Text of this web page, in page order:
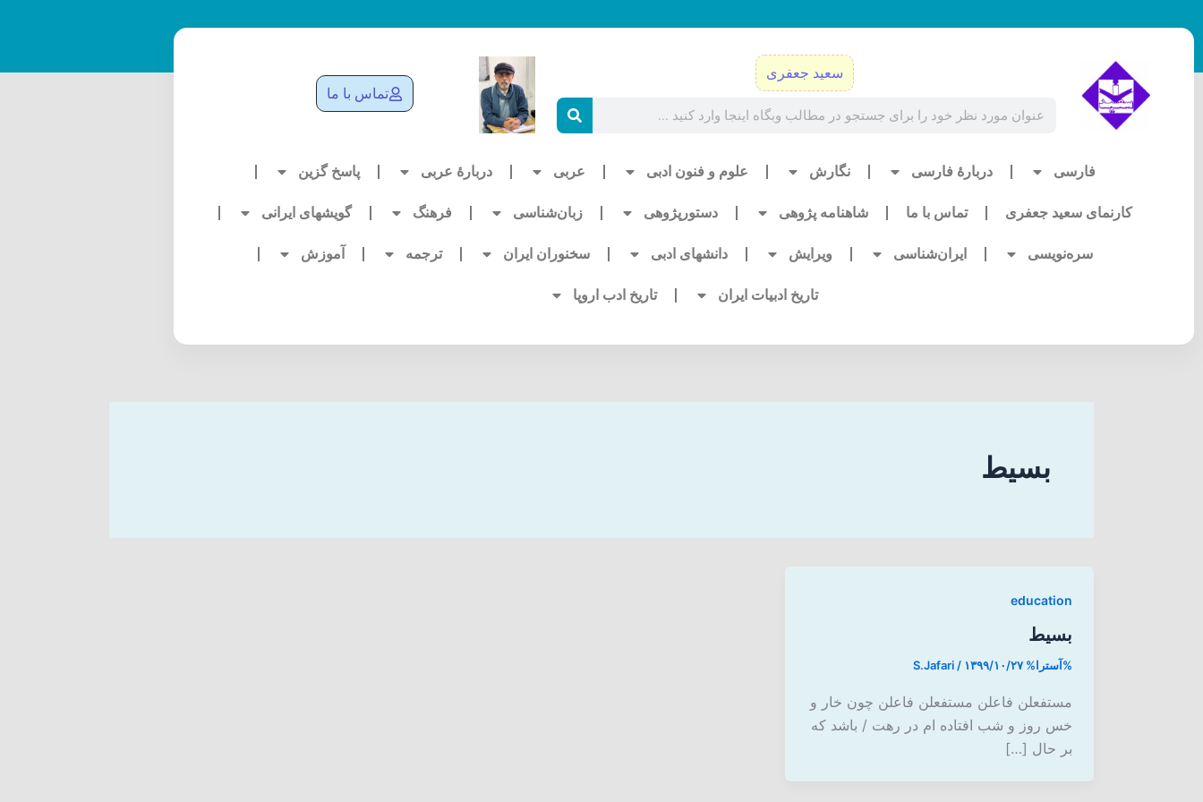
به
سعید جعفری
تماس با ما
فارسی دربارۀ فارسی نگارش علوم و فنون ادبی عربی دربارۀ عربی پاسخ گزین
کارنمای سعید جعفری تماس با ما شاهنامه پژوهی دستورپژوهی زبان‌شناسی فرهنگ گویشهای ایرانی
سره‌نویسی ایران‌شناسی ویرایش دانشهای ادبی سخنوران ایران ترجمه آموزش
تاریخ ادبیات ایران تاریخ ادب اروپا
بسیط
education
بسیط
%آسترا% S.Jafari / ۱۳۹۹/۱۰/۲۷
مستفعلن فاعلن مستفعلن فاعلن چون خار و
خس روز و شب افتاده ام در رهت / باشد که
بر حال […]